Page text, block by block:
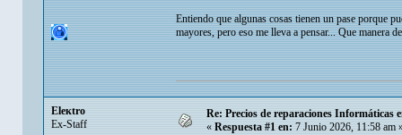
Entiendo que algunas cosas tienen un pase porque
mayores, pero eso me lleva a pensar... Que manera
Eleкtro
Ex-Staff
Re: Precios de reparaciones Informáticas
« Respuesta #1 en: 7 Junio 2026, 11:58 am